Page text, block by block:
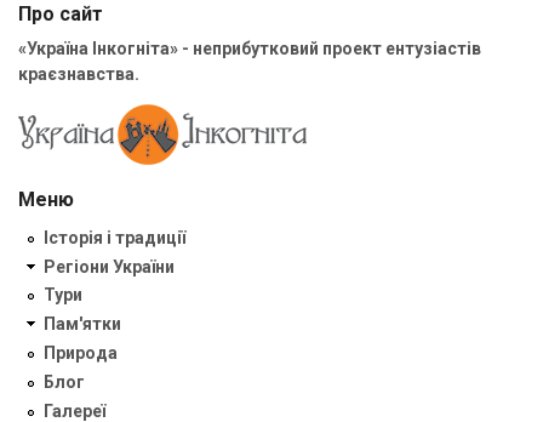
Про сайт
«Україна Інкогніта» - неприбутковий проект ентузіастів
краєзнавства.
Меню
Історія і традиції
Регіони України
Тури
Пам'ятки
Природа
Блог
Галереї